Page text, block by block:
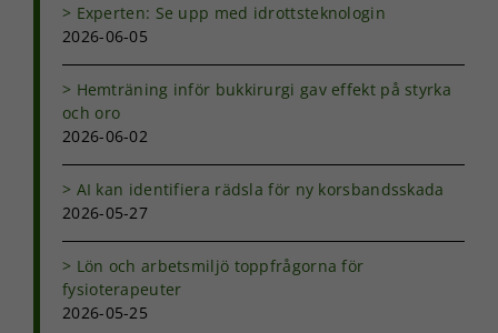
Experten: Se upp med idrottsteknologin
2026-06-05
Hemträning inför bukkirurgi gav effekt på styrka
och oro
2026-06-02
AI kan identifiera rädsla för ny korsbandsskada
2026-05-27
Lön och arbetsmiljö toppfrågorna för
fysioterapeuter
2026-05-25
Om du nekar
kommer viss
funktionalitet
hemsidan.
Marknadsföring
Genom att dela